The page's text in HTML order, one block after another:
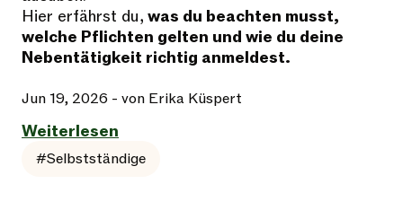
Hier erfährst du, was du beachten musst,
welche Pflichten gelten und wie du deine
Nebentätigkeit richtig anmeldest.
Jun 19, 2026 - von Erika Küspert
Weiterlesen
#Selbstständige